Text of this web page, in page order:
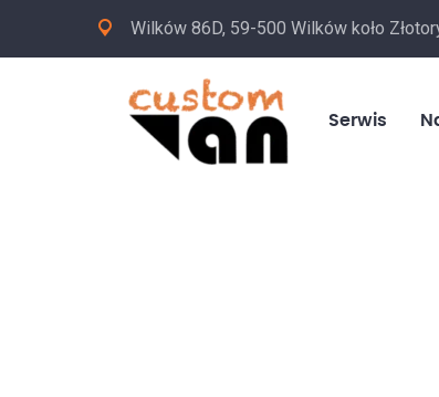
Wilków 86D, 59-500 Wilków koło
Serwis